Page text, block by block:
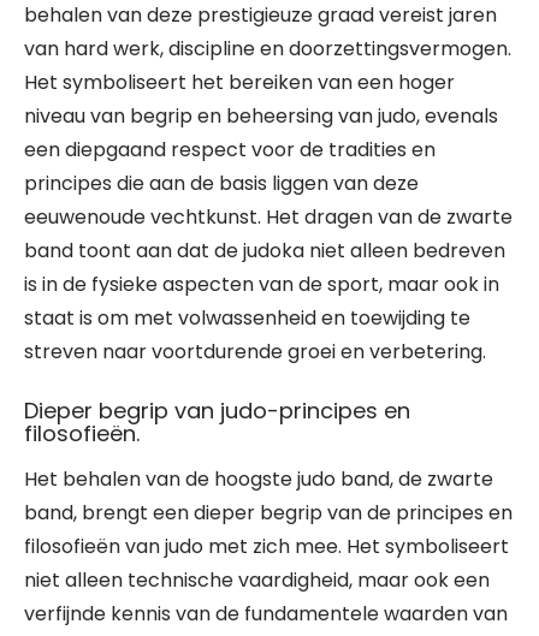
behalen van deze prestigieuze graad vereist jaren
van hard werk, discipline en doorzettingsvermogen.
Het symboliseert het bereiken van een hoger
niveau van begrip en beheersing van judo, evenals
een diepgaand respect voor de tradities en
principes die aan de basis liggen van deze
eeuwenoude vechtkunst. Het dragen van de zwarte
band toont aan dat de judoka niet alleen bedreven
is in de fysieke aspecten van de sport, maar ook in
staat is om met volwassenheid en toewijding te
streven naar voortdurende groei en verbetering.
Dieper begrip van judo-principes en
filosofieën.
Het behalen van de hoogste judo band, de zwarte
band, brengt een dieper begrip van de principes en
filosofieën van judo met zich mee. Het symboliseert
niet alleen technische vaardigheid, maar ook een
verfijnde kennis van de fundamentele waarden van